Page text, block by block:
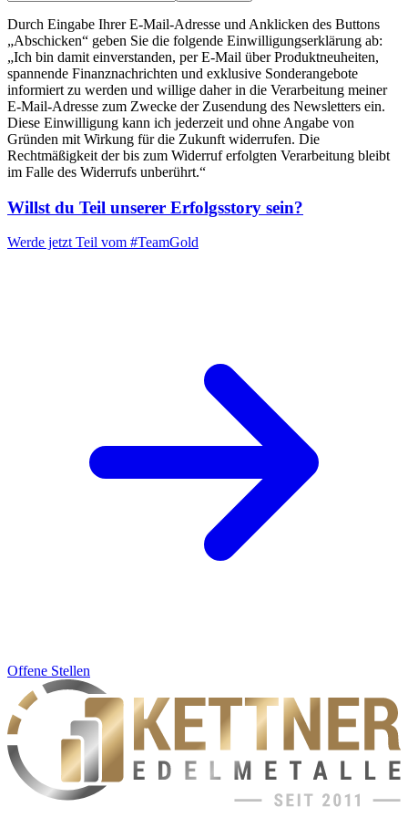
Durch Eingabe Ihrer E-Mail-Adresse und Anklicken des Buttons
„Abschicken“ geben Sie die folgende Einwilligungserklärung ab:
„Ich bin damit einverstanden, per E-Mail über Produktneuheiten,
spannende Finanznachrichten und exklusive Sonderangebote
informiert zu werden und willige daher in die Verarbeitung meiner
E-Mail-Adresse zum Zwecke der Zusendung des Newsletters ein.
Diese Einwilligung kann ich jederzeit und ohne Angabe von
Gründen mit Wirkung für die Zukunft widerrufen. Die
Rechtmäßigkeit der bis zum Widerruf erfolgten Verarbeitung bleibt
im Falle des Widerrufs unberührt.“
Willst du Teil unserer Erfolgsstory sein?
Werde jetzt Teil vom #TeamGold
Offene Stellen